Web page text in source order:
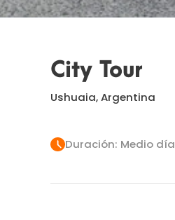
City Tour
Ushuaia, Argentina
Duración: Medio día